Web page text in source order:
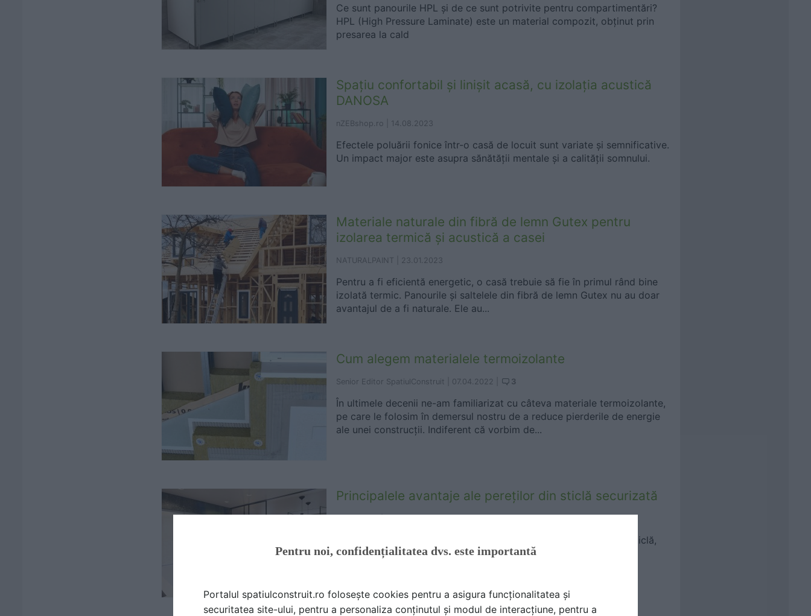
Ce sunt panourile HPL și de ce sunt potrivite pentru compartimentări?
HPL (High Pressure Laminate) este un material compozit, obținut prin
presarea la cald
Spațiu confortabil și linișit acasă, cu izolația acustică
DANOSA
nZEBshop.ro | 14.08.2023
Efectele poluării fonice într-o casă de locuit sunt variate și semnificative.
Un impact major este asupra sănătății mentale și a calității somnului.
Materiale naturale din fibră de lemn Gutex pentru
izolarea termică și acustică a casei
NATURALPAINT | 23.01.2023
Pentru a fi eficientă energetic, o casă trebuie să fie în primul rând bine
izolată termic. Panourile și saltelele din fibră de lemn Gutex nu au doar
avantajul de a fi naturale. Ele au...
Cum alegem materialele termoizolante
Senior Editor SpatiulConstruit | 07.04.2022 3
În ultimele decenii ne-am familiarizat cu câteva materiale termoizolante,
pe care le folosim în demersul nostru de a reduce pierderile de energie
ale unei construcții. Indiferent că vorbim de...
Principalele avantaje ale pereților din sticlă securizată
De altfel, principalul avantaj al alegerii unui astfel de perete, din sticlă,
este acela că oferă interiorului mai multă lumină naturală; în plus,
Pentru noi, confidențialitatea dvs. este importantă
Portalul spatiulconstruit.ro folosește cookies pentru a asigura funcționalitatea și
securitatea site-ului, pentru a personaliza conținutul și modul de interacțiune, pentru a